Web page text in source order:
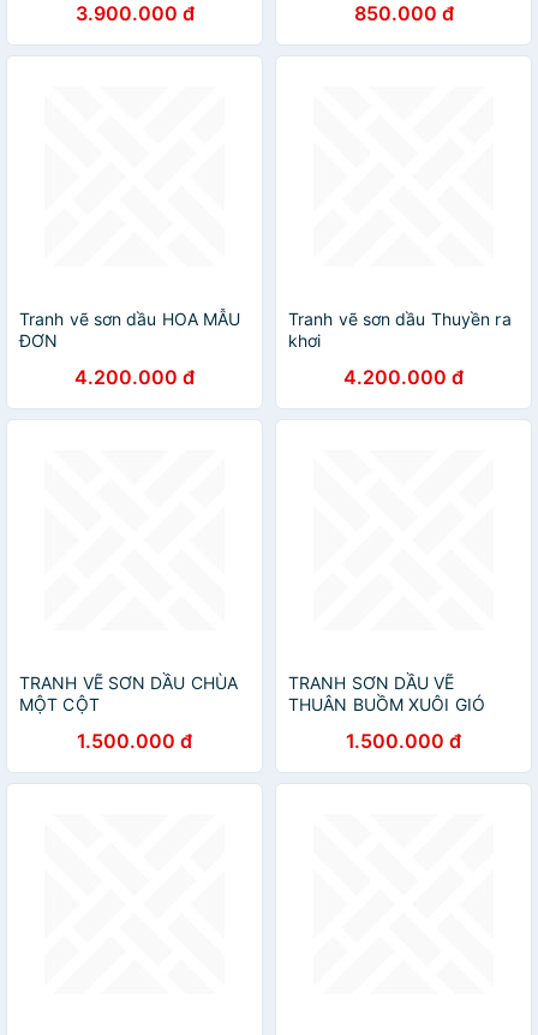
3.900.000 đ 850.000 đ
Tranh vẽ sơn dầu HOA MẪU
ĐƠN
4.200.000 đ
Tranh vẽ sơn dầu Thuyền ra
khơi
4.200.000 đ
TRANH VẼ SƠN DẦU CHÙA
MỘT CỘT
1.500.000 đ
TRANH SƠN DẦU VẼ
THUÂN BUỒM XUÔI GIÓ
1.500.000 đ